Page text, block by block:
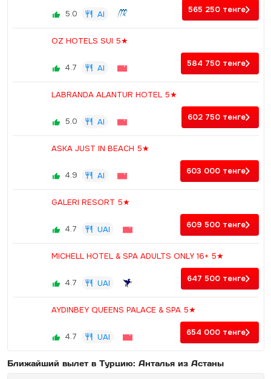
5.0 AI 565 250 тенге
OZ HOTELS SUI 5★
4.7 AI 584 750 тенге
LABRANDA ALANTUR HOTEL 5★
5.0 AI 602 750 тенге
ASKA JUST IN BEACH 5★
4.9 AI 603 000 тенге
GALERI RESORT 5★
4.7 UAI 609 500 тенге
MICHELL HOTEL & SPA ADULTS ONLY 16+ 5★
4.7 UAI 647 500 тенге
AYDINBEY QUEENS PALACE & SPA 5★
4.7 UAI 654 000 тенге
Ближайший вылет в Турцию: Анталья из Астаны